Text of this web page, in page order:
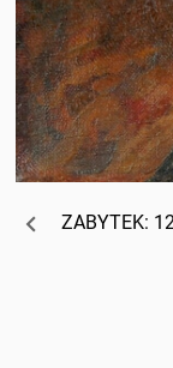
ZABYTEK: